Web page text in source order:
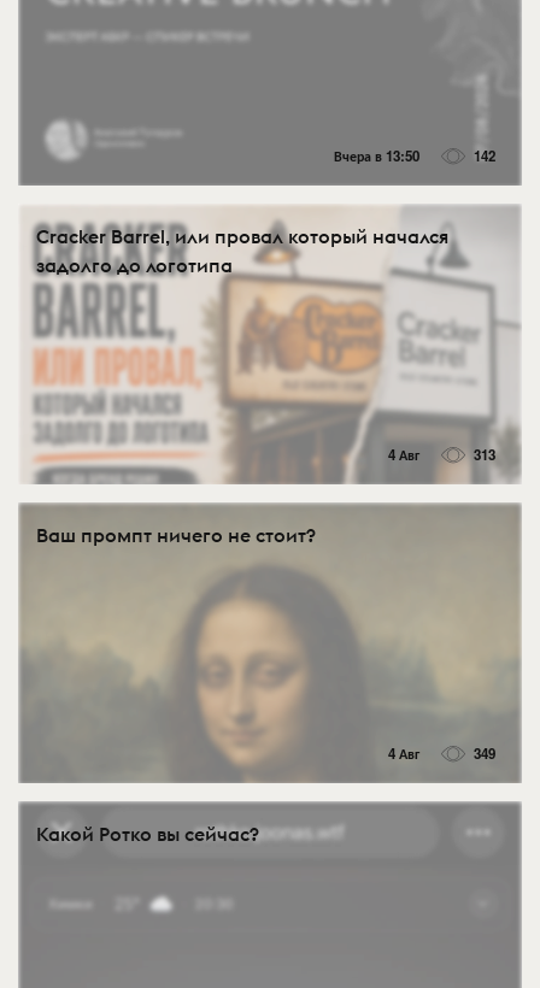
Вчера в 13:50 142
Cracker Barrel, или провал который начался
задолго до логотипа
4 Авг 313
Ваш промпт ничего не стоит?
4 Авг 349
Какой Ротко вы сейчас?